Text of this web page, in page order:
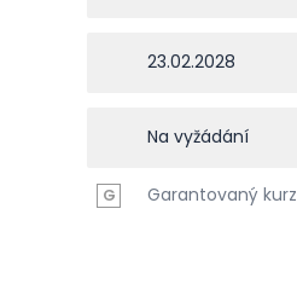
23.02.2028
Na vyžádání
G Garantovaný kurz